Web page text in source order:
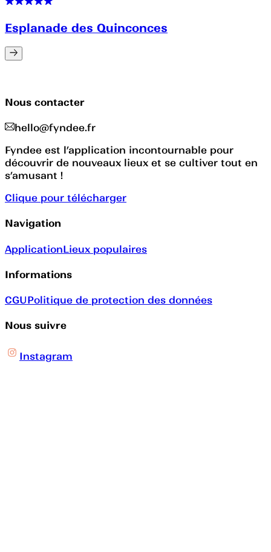
Esplanade des Quinconces
Nous contacter
hello@fyndee.fr
Fyndee est l’application incontournable pour
découvrir de nouveaux lieux et se cultiver tout en
s’amusant !
Clique pour télécharger
Navigation
ApplicationLieux populaires
Informations
CGUPolitique de protection des données
Nous suivre
Instagram